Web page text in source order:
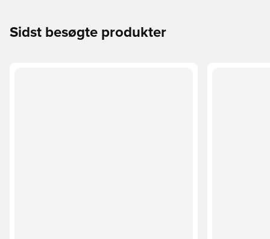
Sidst besøgte produkter